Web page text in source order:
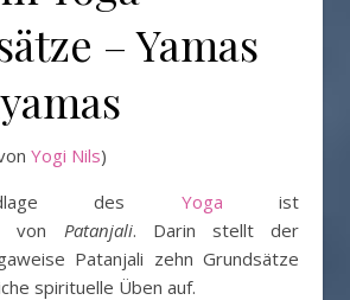
– Yamas
Yogi Nils)
des Yoga ist
von Patanjali. Darin stellt der
Patanjali zehn Grundsätze
spirituelle Üben auf.